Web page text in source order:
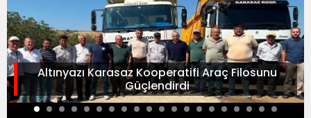
Altınyazı Karasaz Kooperatifi Araç Filosunu
Güçlendirdi